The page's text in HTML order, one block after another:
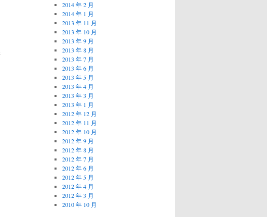
2014 年 2 月
2014 年 1 月
2013 年 11 月
2013 年 10 月
2013 年 9 月
2013 年 8 月
2013 年 7 月
2013 年 6 月
2013 年 5 月
2013 年 4 月
2013 年 3 月
2013 年 1 月
2012 年 12 月
2012 年 11 月
2012 年 10 月
2012 年 9 月
2012 年 8 月
2012 年 7 月
2012 年 6 月
2012 年 5 月
2012 年 4 月
2012 年 3 月
2010 年 10 月